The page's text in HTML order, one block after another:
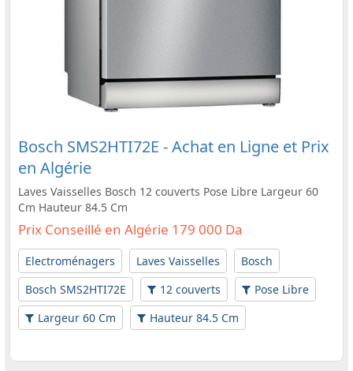
Bosch SMS2HTI72E - Achat en Ligne et Prix
en Algérie
Laves Vaisselles Bosch 12 couverts Pose Libre Largeur 60
Cm Hauteur 84.5 Cm
Prix Conseillé en Algérie 179 000 Da
Electroménagers Laves Vaisselles
Bosch
Bosch SMS2HTI72E
12 couverts
Pose Libre
Largeur 60 Cm
Hauteur 84.5 Cm